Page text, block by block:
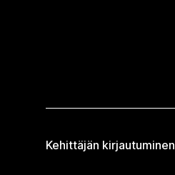
Kehittäjän kirjautuminen